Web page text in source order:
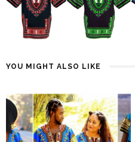
YOU MIGHT ALSO LIKE